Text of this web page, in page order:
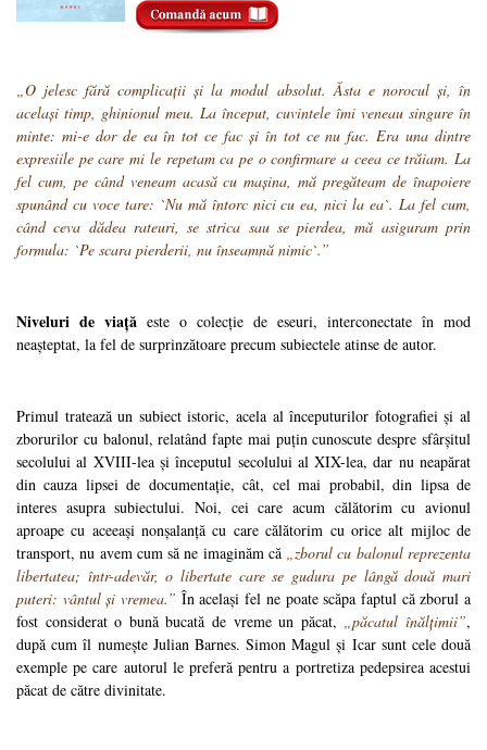
„O jelesc fără complicații și la modul absolut. Ăsta e norocul și, în
același timp, ghinionul meu. La început, cuvintele îmi veneau singure în
minte: mi-e dor de ea în tot ce fac și în tot ce nu fac. Era una dintre
expresiile pe care mi le repetam ca pe o confirmare a ceea ce trăiam. La
fel cum, pe când veneam acasă cu mașina, mă pregăteam de înapoiere
spunând cu voce tare: `Nu mă întorc nici cu ea, nici la ea`. La fel cum,
când ceva dădea rateuri, se strica sau se pierdea, mă asiguram prin
formula: `Pe scara pierderii, nu înseamnă nimic`.”
Niveluri de viață este o colecție de eseuri, interconectate în mod
neașteptat, la fel de surprinzătoare precum subiectele atinse de autor.
Primul tratează un subiect istoric, acela al începuturilor fotografiei și al
zborurilor cu balonul, relatând fapte mai puțin cunoscute despre sfârșitul
secolului al XVIII-lea și începutul secolului al XIX-lea, dar nu neapărat
din cauza lipsei de documentație, cât, cel mai probabil, din lipsa de
interes asupra subiectului. Noi, cei care acum călătorim cu avionul
aproape cu aceeași nonșalanță cu care călătorim cu orice alt mijloc de
transport, nu avem cum să ne imaginăm că „zborul cu balonul reprezenta
libertatea; într-adevăr, o libertate care se gudura pe lângă două mari
puteri: vântul și vremea.” În același fel ne poate scăpa faptul că zborul a
fost considerat o bună bucată de vreme un păcat, „păcatul înălțimii”,
după cum îl numește Julian Barnes. Simon Magul și Icar sunt cele două
exemple pe care autorul le preferă pentru a portretiza pedepsirea acestui
păcat de către divinitate.